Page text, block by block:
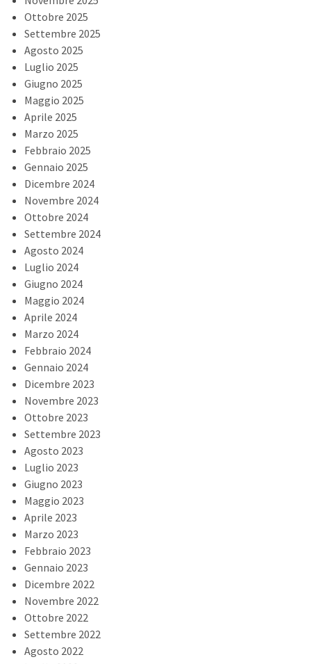
Ottobre 2025
Settembre 2025
Agosto 2025
Luglio 2025
Giugno 2025
Maggio 2025
Aprile 2025
Marzo 2025
Febbraio 2025
Gennaio 2025
Dicembre 2024
Novembre 2024
Ottobre 2024
Settembre 2024
Agosto 2024
Luglio 2024
Giugno 2024
Maggio 2024
Aprile 2024
Marzo 2024
Febbraio 2024
Gennaio 2024
Dicembre 2023
Novembre 2023
Ottobre 2023
Settembre 2023
Agosto 2023
Luglio 2023
Giugno 2023
Maggio 2023
Aprile 2023
Marzo 2023
Febbraio 2023
Gennaio 2023
Dicembre 2022
Novembre 2022
Ottobre 2022
Settembre 2022
Agosto 2022